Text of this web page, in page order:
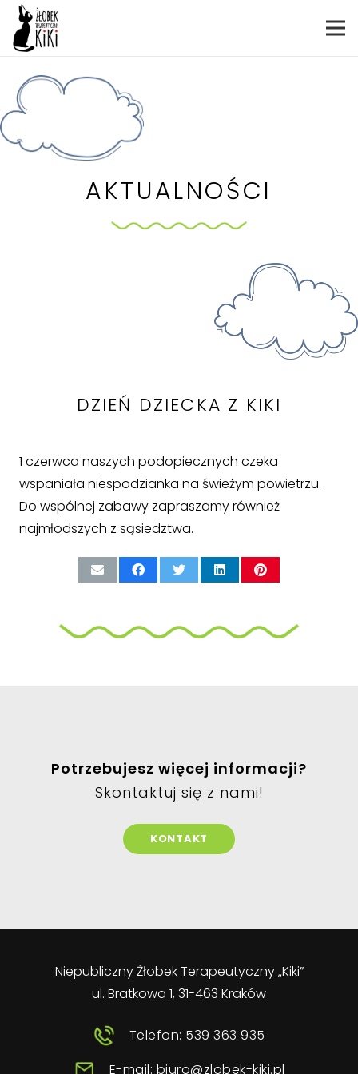
AKTUALNOŚCI
DZIEŃ DZIECKA Z KIKI
1 czerwca naszych podopiecznych czeka
wspaniała niespodzianka na świeżym powietrzu.
Do wspólnej zabawy zapraszamy również
najmłodszych z sąsiedztwa.
Potrzebujesz więcej informacji?
Skontaktuj się z nami!
KONTAKT
Niepubliczny Żłobek Terapeutyczny „Kiki”
ul. Bratkowa 1, 31-463 Kraków
Telefon: 539 363 935
E-mail: biuro@zlobek-kiki.pl